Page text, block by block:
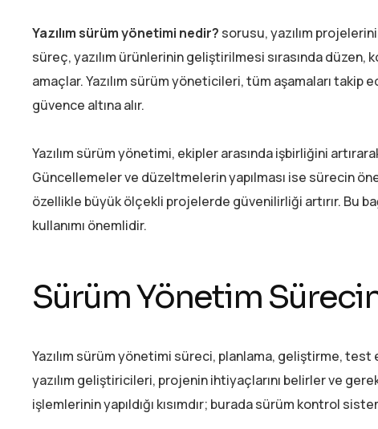
Yazılım sürüm yönetimi nedir? sorusu, yazılım
süreç, yazılım ürünlerinin geliştirilmesi sırasında
amaçlar. Yazılım sürüm yöneticileri, tüm aşamaları takip
güvence altına alır.
Yazılım sürüm yönetimi, ekipler arasında işbirliğini
Güncellemeler ve düzeltmelerin yapılması ise sürecin
özellikle büyük ölçekli projelerde güvenilirliği artırır. Bu
kullanımı önemlidir.
Sürüm Yönetim
Yazılım sürüm yönetimi süreci, planlama, geliştirme, test
yazılım geliştiricileri, projenin ihtiyaçlarını belirler ve
işlemlerinin yapıldığı kısımdır; burada sürüm kontrol